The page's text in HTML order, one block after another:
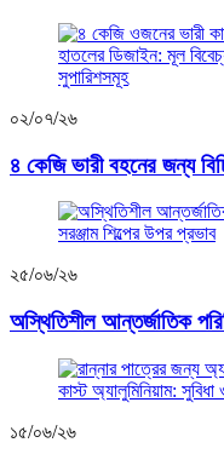
০২/০৭/২৬
৪ কেজি ভারী বহনের জন্য
২৫/০৬/২৬
অস্থিতিশীল আন্তর্জাতিক
১৫/০৬/২৬